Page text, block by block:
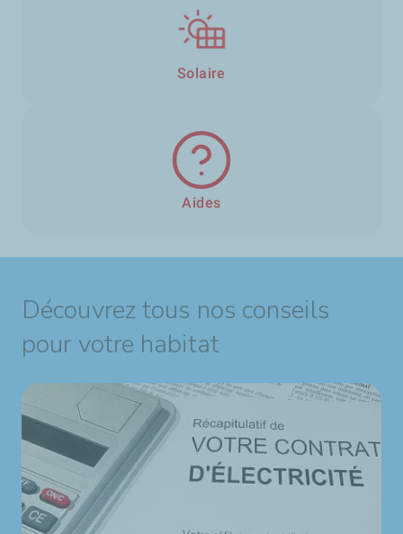
Solaire
Aides
Découvrez tous nos conseils
pour votre habitat